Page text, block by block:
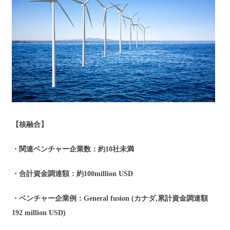
【核融合】
・関連ベンチャー企業数：約10社未満
・合計資金調達額：約100million USD
・ベンチャー企業例：General fusion (カナダ,累計資金調達額
192 million USD)